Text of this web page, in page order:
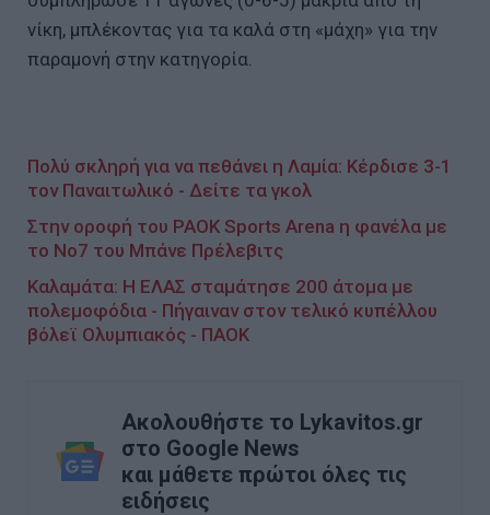
νίκη, μπλέκοντας για τα καλά στη «μάχη» για την
παραμονή στην κατηγορία.
Πολύ σκληρή για να πεθάνει η Λαμία: Κέρδισε 3-1
τον Παναιτωλικό - Δείτε τα γκολ
Στην οροφή του PAOK Sports Arena η φανέλα με
το Νο7 του Μπάνε Πρέλεβιτς
Καλαμάτα: Η ΕΛΑΣ σταμάτησε 200 άτομα με
πολεμοφόδια - Πήγαιναν στον τελικό κυπέλλου
βόλεϊ Ολυμπιακός - ΠΑΟΚ
Ακολουθήστε το Lykavitos.gr
στο Google News
και μάθετε πρώτοι όλες τις
ειδήσεις